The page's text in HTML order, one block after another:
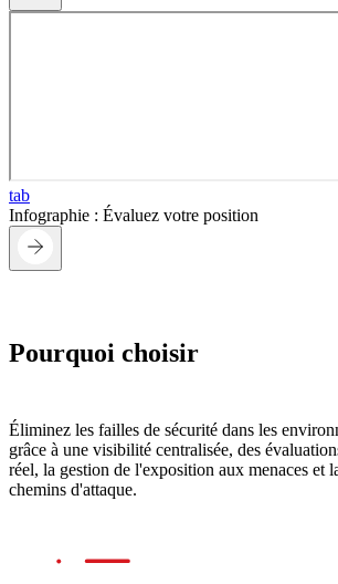
tab
Infographie : Évaluez votre position
Pourquoi choisir
Éliminez les failles de sécurité dans les
grâce à une visibilité centralisée, des
réel, la gestion de l'exposition aux menaces et
chemins d'attaque.